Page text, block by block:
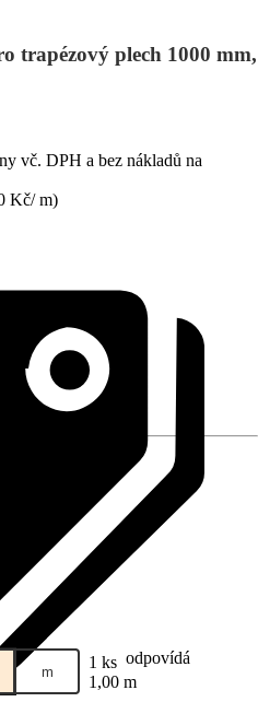
trapézový plech 1000 mm,
vč. DPH a bez nákladů na
Kč/ m)
m 1 ks odpovídá
1,00 m